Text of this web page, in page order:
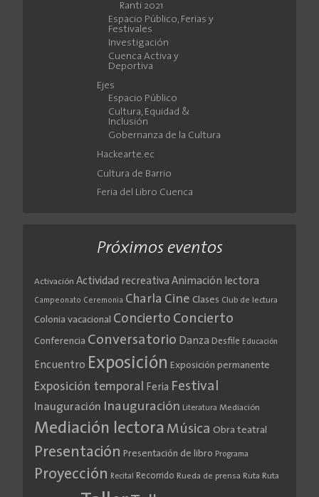
Ranti 2021
Espacio Público, Ferias y
Festivales
Investigación
Cuenca Activa y
Deportiva
Ejes
Espacio Público
Cultura, Equidad &
Inclusión
Gobernanza de la Cultura
Hackearte.ec
Cultura de Barrio
Feria del Libro Cuenca
Próximos eventos
Activación Actividad recreativa Animación lectora
Campeonato Ceremonia Charla Cine Clases Club de lectura
Colonia vacacional Concierto Concierto
Conferencia Conversatorio Danza Desfile Educación
Encuentro Exposición Exposición permanente
Exposición temporal Feria Festival
Inauguración Inauguración Literatura Mediación
Mediación lectora Música Obra teatral
Presentación Presentación de libro Programa
Proyección Recital Recorrido Rueda de prensa Ruta Ruta